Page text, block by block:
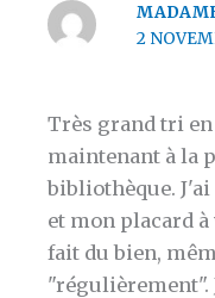
2
Très grand tri en
maintenant à la
bibliothèque.
et mon placard
fait du bien,
"régulièrement".